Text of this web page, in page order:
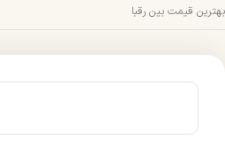
بهترین قیمت بین رقبا